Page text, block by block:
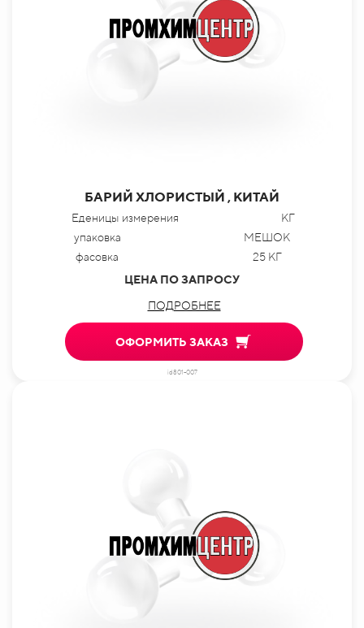
БАРИЙ ХЛОРИСТЫЙ , КИТАЙ
Еденицы измерения
КГ
упаковка
МЕШОК
фасовка
25 КГ
ЦЕНА ПО ЗАПРОСУ
ПОДРОБНЕЕ
ОФОРМИТЬ ЗАКАЗ
id801-007